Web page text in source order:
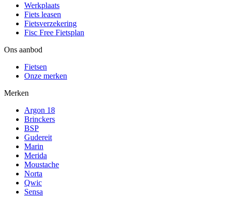
Werkplaats
Fiets leasen
Fietsverzekering
Fisc Free Fietsplan
Ons aanbod
Fietsen
Onze merken
Merken
Argon 18
Brinckers
BSP
Gudereit
Marin
Merida
Moustache
Norta
Qwic
Sensa